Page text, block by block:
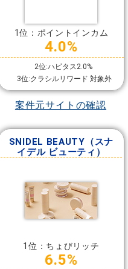
1位：ポイントインカム
4.0%
2位:ハピタス2.0%
3位:クラシルリワード 対象外
案件元サイトの確認
SNIDEL BEAUTY（スナ
イデル ビューティ）
1位：ちょびリッチ
6.5%